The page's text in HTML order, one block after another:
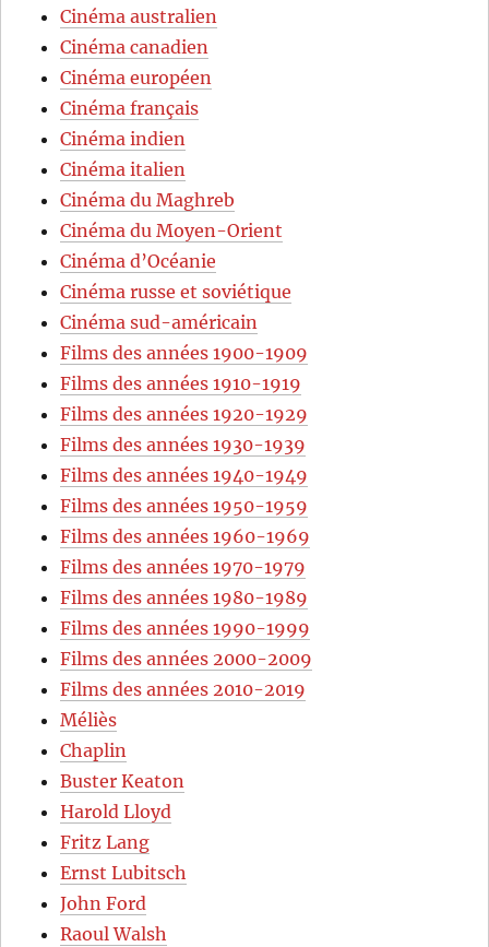
Cinéma australien
Cinéma canadien
Cinéma européen
Cinéma français
Cinéma indien
Cinéma italien
Cinéma du Maghreb
Cinéma du Moyen-Orient
Cinéma d’Océanie
Cinéma russe et soviétique
Cinéma sud-américain
Films des années 1900-1909
Films des années 1910-1919
Films des années 1920-1929
Films des années 1930-1939
Films des années 1940-1949
Films des années 1950-1959
Films des années 1960-1969
Films des années 1970-1979
Films des années 1980-1989
Films des années 1990-1999
Films des années 2000-2009
Films des années 2010-2019
Méliès
Chaplin
Buster Keaton
Harold Lloyd
Fritz Lang
Ernst Lubitsch
John Ford
Raoul Walsh